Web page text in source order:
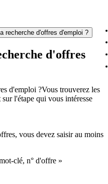
recherche d'offres d'emploi ?
d'offres
d'emploi ?Vous trouverez les
l'étape qui vous intéresse
vous devez saisir au moins
clé, n° d'offre »